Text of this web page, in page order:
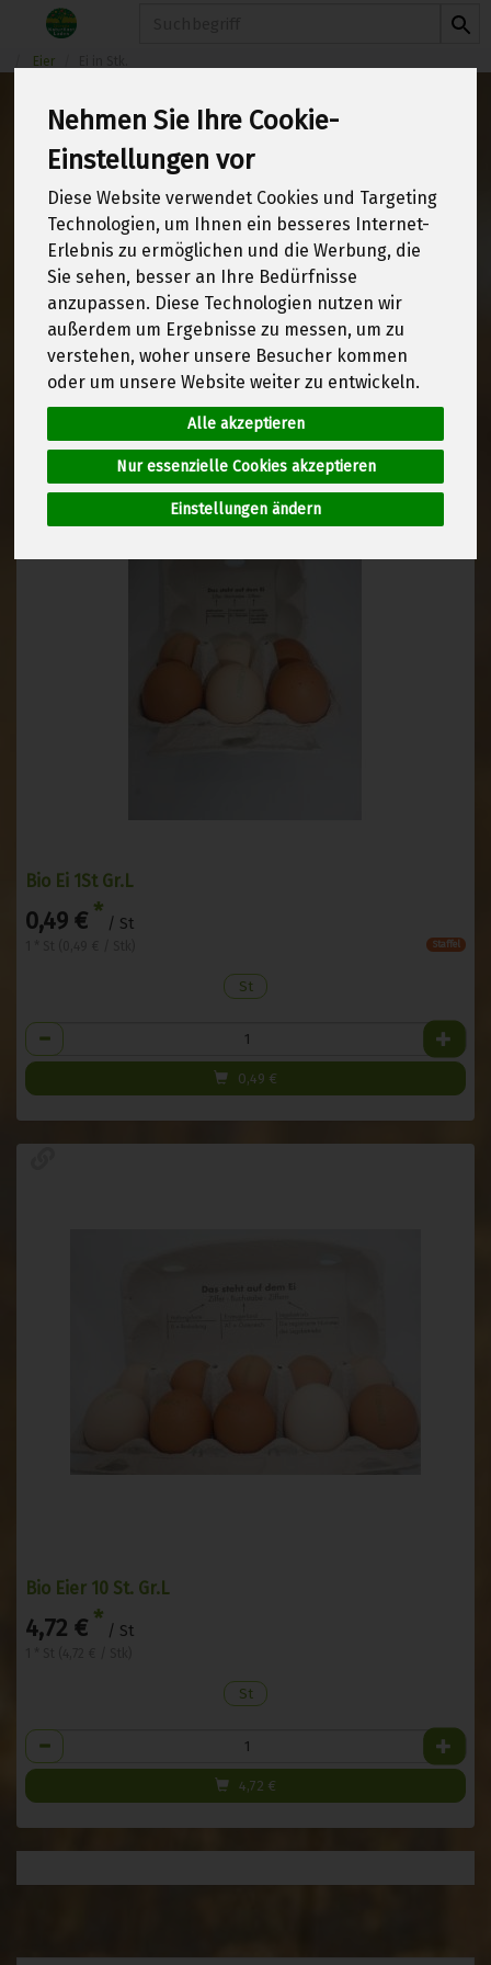
Nehmen Sie Ihre Cookie-
Einstellungen vor
Diese Website verwendet Cookies und Targeting
Technologien, um Ihnen ein besseres Internet-
Erlebnis zu ermöglichen und die Werbung, die
Sie sehen, besser an Ihre Bedürfnisse
anzupassen. Diese Technologien nutzen wir
außerdem um Ergebnisse zu messen, um zu
verstehen, woher unsere Besucher kommen
oder um unsere Website weiter zu entwickeln.
Alle akzeptieren
Nur essenzielle Cookies akzeptieren
Einstellungen ändern
Eier
Ei in Stk.
12
Hersteller Allergene
Bio Ei 1St Gr.L
0,49 € * / St
Staffel
St
Anzahl
0,49 €
Bio Eier 10 St. Gr.L
4,72 € * / St
St
Anzahl
4,72 €